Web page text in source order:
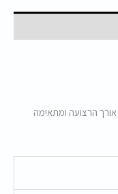
הרצועה ומתאימה